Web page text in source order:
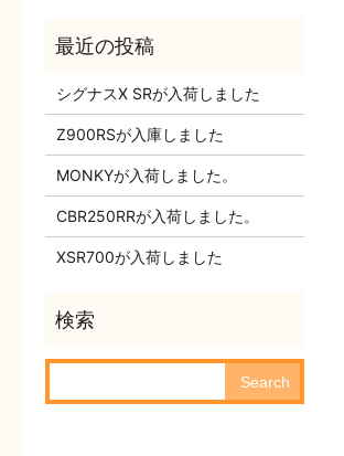
シグナスX SRが入荷しました
Z900RSが入庫しました
MONKYが入荷しました。
CBR250RRが入荷しました。
XSR700が入荷しました